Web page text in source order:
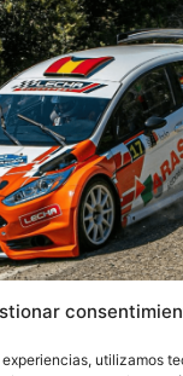
utilizamos
del VI Rallye